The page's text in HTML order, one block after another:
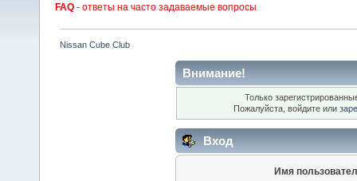
FAQ - ответы на часто задаваемые вопросы
Nissan Cube Club
Внимание!
Только
Пожалуйста, войдите или
Вход
Имя